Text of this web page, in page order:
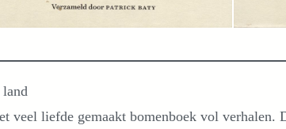
veel liefde gemaakt bomenboek vol